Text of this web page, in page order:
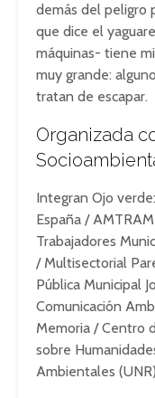
demás del peligro
que dice el
máquinas- tiene
muy grande:
tratan de escapar.
Organizada
Integran Ojo
España /
Trabajadores
/ Multisectorial
Pública Municipal
Comunicación
Memoria / Centro
sobre
Ambientales